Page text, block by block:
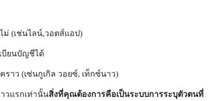
ม่ (เช่นไลน์,วอตส์แอป)
บียนบัญชีได้
ราว (เช่นกูเกิล วอยซ์, เท็กซ์นาว)
วแรกเท่านั้นสิ่งที่คุณต้องการคือเป็นระบบการระบุตัวตนที่